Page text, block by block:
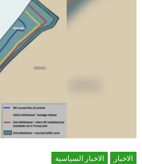
الاخبار الاخبار السياسية